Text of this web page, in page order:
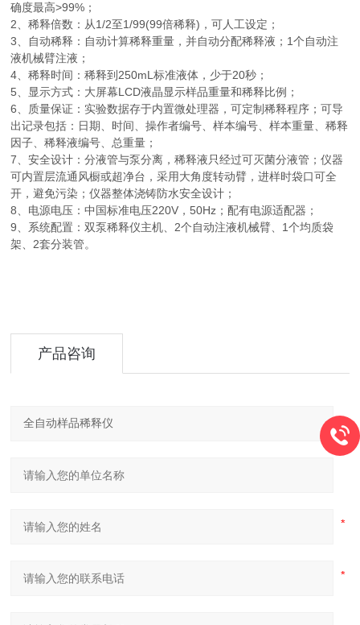
确度最高>99%；
2、稀释倍数：从1/2至1/99(99倍稀释)，可人工设定；
3、自动稀释：自动计算稀释重量，并自动分配稀释液；1个自动注
液机械臂注液；
4、稀释时间：稀释到250mL标准液体，少于20秒；
5、显示方式：大屏幕LCD液晶显示样品重量和稀释比例；
6、质量保证：实验数据存于内置微处理器，可定制稀释程序；可导
出记录包括：日期、时间、操作者编号、样本编号、样本重量、稀释
因子、稀释液编号、总重量 ；
7、安全设计：分液管与泵分离，稀释液只经过可灭菌分液管；仪器
可内置层流通风橱或超净台，采用大角度转动臂，进样时袋口可全
开，避免污染；仪器整体浇铸防水安全设计 ；
8、电源电压：中国标准电压220V，50Hz；配有电源适配器 ；
9、系统配置：双泵稀释仪主机、2个自动注液机械臂、1个均质袋
架、2套分装管。
产品咨询